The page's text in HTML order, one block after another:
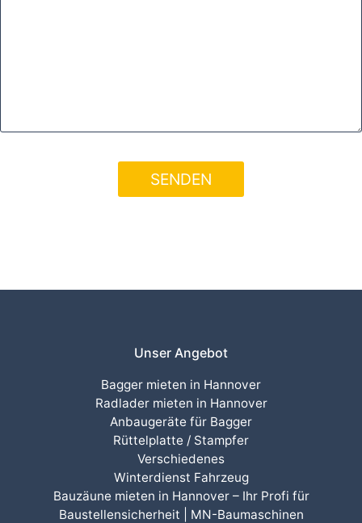
Unser Angebot
Bagger mieten in Hannover
Radlader mieten in Hannover
Anbaugeräte für Bagger
Rüttelplatte / Stampfer
Verschiedenes
Winterdienst Fahrzeug
Bauzäune mieten in Hannover – Ihr Profi für
Baustellensicherheit | MN-Baumaschinen